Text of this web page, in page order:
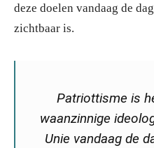
deze doelen vandaag de
zichtbaar is.
Patriottisme is
waanzinnige
Unie vandaag de